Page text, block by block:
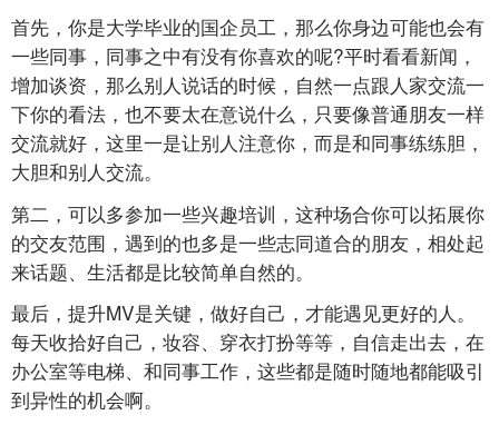
首先，你是大学毕业的国企员工，那么你身边可能也会有
一些同事，同事之中有没有你喜欢的呢?平时看看新闻，
增加谈资，那么别人说话的时候，自然一点跟人家交流一
下你的看法，也不要太在意说什么，只要像普通朋友一样
交流就好，这里一是让别人注意你，而是和同事练练胆，
大胆和别人交流。
第二，可以多参加一些兴趣培训，这种场合你可以拓展你
的交友范围，遇到的也多是一些志同道合的朋友，相处起
来话题、生活都是比较简单自然的。
最后，提升MV是关键，做好自己，才能遇见更好的人。
每天收拾好自己，妆容、穿衣打扮等等，自信走出去，在
办公室等电梯、和同事工作，这些都是随时随地都能吸引
到异性的机会啊。